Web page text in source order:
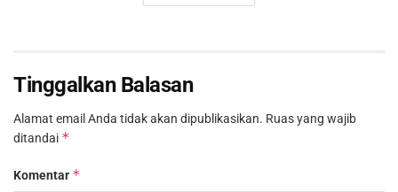
Tinggalkan Balasan
Alamat email Anda tidak akan dipublikasikan. Ruas yang wajib
ditandai *
Komentar *